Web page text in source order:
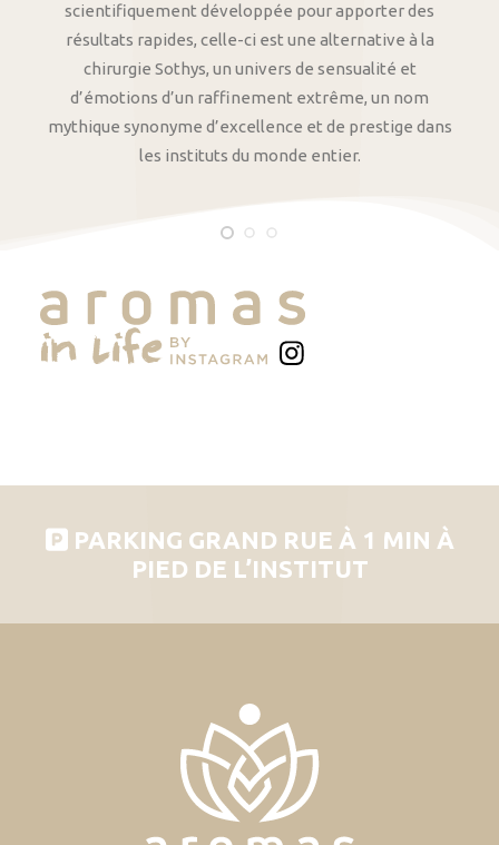
scientifiquement développée pour apporter des
résultats rapides, celle-ci est une alternative à la
chirurgie Sothys, un univers de sensualité et
d’émotions d’un raffinement extrême, un nom
mythique synonyme d’excellence et de prestige dans
les instituts du monde entier.
PARKING GRAND RUE À 1 MIN À
PIED DE L’INSTITUT